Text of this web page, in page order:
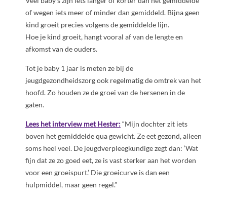
of wegen iets meer of minder dan gemiddeld. Bijna geen
kind groeit precies volgens de gemiddelde lijn.
Hoe je kind groeit, hangt vooral af van de lengte en
afkomst van de ouders.
Tot je baby 1 jaar is meten ze bij de
jeugdgezondheidszorg ook regelmatig de omtrek van het
hoofd. Zo houden ze de groei van de hersenen in de
gaten.
Lees het interview met Hester:“Mijn dochter zit iets
boven het gemiddelde qua gewicht. Ze eet gezond, alleen
soms heel veel. De jeugdverpleegkundige zegt dan: ‘Wat
fijn dat ze zo goed eet, ze is vast sterker aan het worden
voor een groeispurt.’ Die groeicurve is dan een
hulpmiddel, maar geen regel.”